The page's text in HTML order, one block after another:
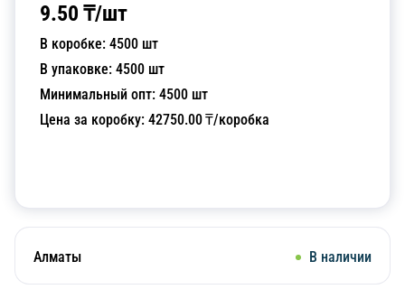
9.50 ₸/шт
В коробке: 4500 шт
В упаковке: 4500 шт
Минимальный опт: 4500 шт
Цена за коробку: 42750.00₸/коробка
Алматы В наличии